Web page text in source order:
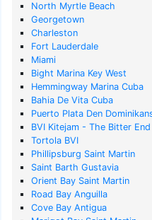
North Myrtle Beach
Georgetown
Charleston
Fort Lauderdale
Miami
Bight Marina Key West
Hemmingway Marina Cuba
Bahia De Vita Cuba
Puerto Plata Den
BVI Kitejam - The Bitter End
Tortola BVI
Phillipsburg Saint Martin
Saint Barth Gustavia
Orient Bay Saint Martin
Road Bay Anguilla
Cove Bay Antigua